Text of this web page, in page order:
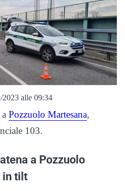
2023 alle 09:34
Pozzuolo Martesana,
103.
a Pozzuolo
in tilt